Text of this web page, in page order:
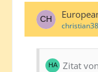
Zitat